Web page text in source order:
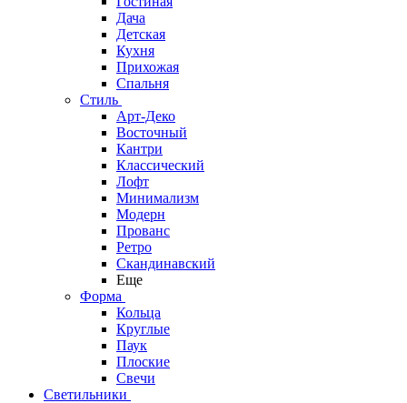
Дача
Детская
Кухня
Прихожая
Спальня
Стиль
Арт-Деко
Восточный
Кантри
Классический
Лофт
Минимализм
Модерн
Прованс
Ретро
Скандинавский
Еще
Форма
Кольца
Круглые
Паук
Плоские
Свечи
Светильники